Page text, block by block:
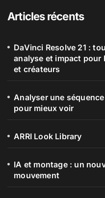
Articles récents
DaVinci Resolve 21 :
analyse et impact
et créateurs
Analyser une
pour mieux voir
ARRI Look Library
IA et montage : un
mouvement